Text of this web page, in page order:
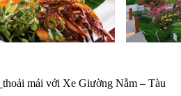
thoải mái với Xe Giường Nằm – Tàu